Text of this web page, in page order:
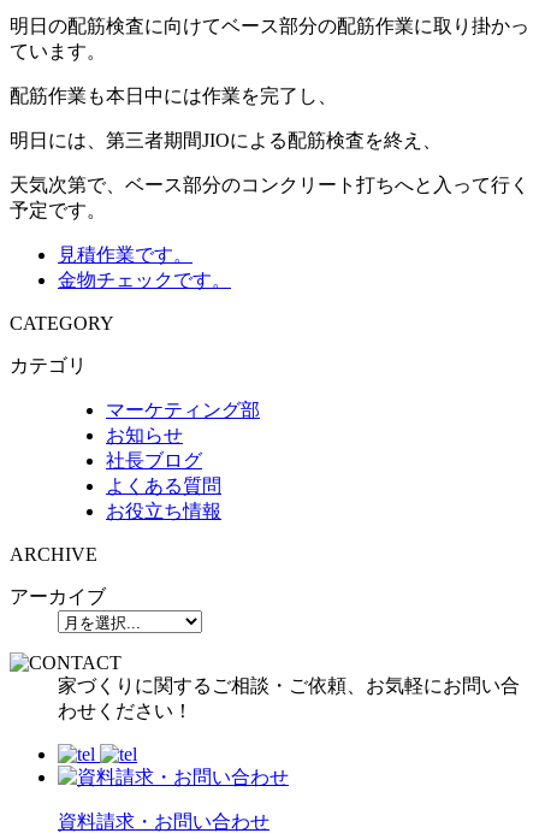
明日の配筋検査に向けてベース部分の配筋作業に取り掛かっ
ています。
配筋作業も本日中には作業を完了し、
明日には、第三者期間JIOによる配筋検査を終え、
天気次第で、ベース部分のコンクリート打ちへと入って行く
予定です。
見積作業です。
金物チェックです。
CATEGORY
カテゴリ
マーケティング部
お知らせ
社長ブログ
よくある質問
お役立ち情報
ARCHIVE
アーカイブ
家づくりに関するご相談・ご依頼、お気軽にお問い合
わせください！
資料請求・お問い合わせ